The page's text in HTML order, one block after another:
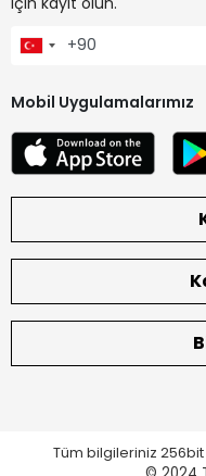
Mobil Uygulamalarımız
Tüm bilgileriniz 256bit